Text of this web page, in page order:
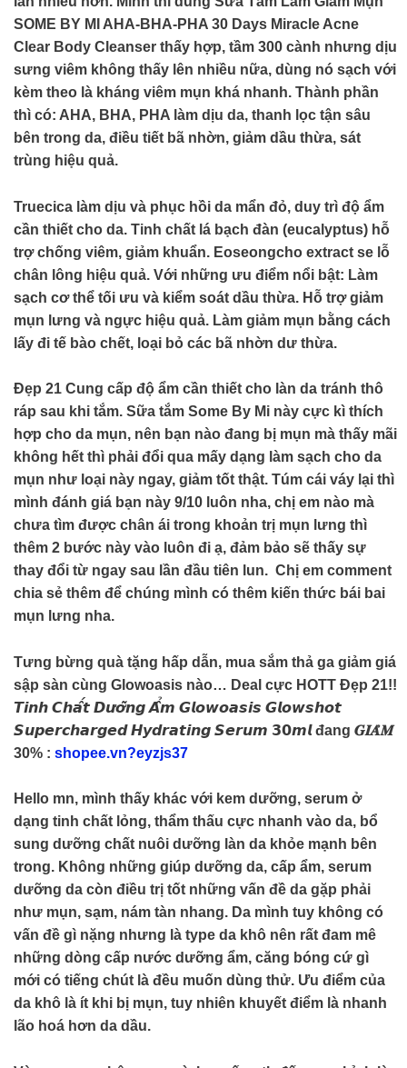
SOME BY MI AHA-BHA-PHA 30 Days Miracle Acne
Clear Body Cleanser thấy hợp, tầm 300 cành nhưng dịu
sưng viêm không thấy lên nhiều nữa, dùng nó sạch với
kèm theo là kháng viêm mụn khá nhanh. Thành phần
thì có: AHA, BHA, PHA làm dịu da, thanh lọc tận sâu
bên trong da, điều tiết bã nhờn, giảm dầu thừa, sát
trùng hiệu quả.
Truecica làm dịu và phục hồi da mẩn đỏ, duy trì độ ẩm
cần thiết cho da. Tinh chất lá bạch đàn (eucalyptus) hỗ
trợ chống viêm, giảm khuẩn. Eoseongcho extract se lỗ
chân lông hiệu quả. Với những ưu điểm nổi bật: Làm
sạch cơ thể tối ưu và kiểm soát dầu thừa. Hỗ trợ giảm
mụn lưng và ngực hiệu quả. Làm giảm mụn bằng cách
lấy đi tế bào chết, loại bỏ các bã nhờn dư thừa.
Đẹp 21 Cung cấp độ ẩm cần thiết cho làn da tránh thô
ráp sau khi tắm. Sữa tắm Some By Mi này cực kì thích
hợp cho da mụn, nên bạn nào đang bị mụn mà thấy mãi
không hết thì phải đổi qua mấy dạng làm sạch cho da
mụn như loại này ngay, giảm tốt thật. Túm cái váy lại thì
mình đánh giá bạn này 9/10 luôn nha, chị em nào mà
chưa tìm được chân ái trong khoản trị mụn lưng thì
thêm 2 bước này vào luôn đi ạ, đảm bảo sẽ thấy sự
thay đổi từ ngay sau lần đầu tiên lun. ️️ Chị em comment
chia sẻ thêm để chúng mình có thêm kiến thức bái bai
mụn lưng nha.
Tưng bừng quà tặng hấp dẫn, mua sắm thả ga giảm giá
sập sàn cùng Glowoasis nào… Deal cực HOTT Đẹp 21!!
𝙏𝙞𝙣𝙝 𝘾𝙝𝙖̂́𝙩 𝘿𝙪̛𝙤̛̃𝙣𝙜 𝘼̂̉𝙢 𝙂𝙡𝙤𝙬𝙤𝙖𝙨𝙞𝙨 𝙂𝙡𝙤𝙬𝙨𝙝𝙤𝙩
𝙎𝙪𝙥𝙚𝙧𝙘𝙝𝙖𝙧𝙜𝙚𝙙 𝙃𝙮𝙙𝙧𝙖𝙩𝙞𝙣𝙜 𝙎𝙚𝙧𝙪𝙢 𝟯𝟬𝙢𝙡 đang 𝑮𝑰𝑨̉𝑴
30% : shopee.vn?eyzjs37
Hello mn, mình thấy khác với kem dưỡng, serum ở
dạng tinh chất lỏng, thẩm thấu cực nhanh vào da, bổ
sung dưỡng chất nuôi dưỡng làn da khỏe mạnh bên
trong. Không những giúp dưỡng da, cấp ẩm, serum
dưỡng da còn điều trị tốt những vấn đề da gặp phải
như mụn, sạm, nám tàn nhang. Da mình tuy không có
vấn đề gì nặng nhưng là type da khô nên rất đam mê
những dòng cấp nước dưỡng ẩm, căng bóng cứ gì
mới có tiếng chút là đều muốn dùng thử. Ưu điểm của
da khô là ít khi bị mụn, tuy nhiên khuyết điểm là nhanh
lão hoá hơn da dầu.